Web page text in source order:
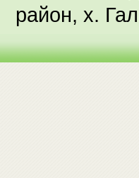
район, х.